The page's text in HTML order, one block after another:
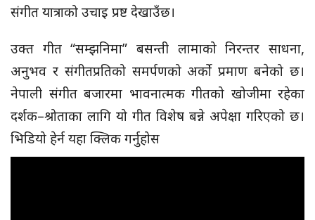
संगीत यात्राको उचाइ प्रष्ट देखाउँछ।
उक्त गीत “सम्झनिमा” बसन्ती लामाको निरन्तर साधना,
अनुभव र संगीतप्रतिको समर्पणको अर्को प्रमाण बनेको छ।
नेपाली संगीत बजारमा भावनात्मक गीतको खोजीमा रहेका
दर्शक–श्रोताका लागि यो गीत विशेष बन्ने अपेक्षा गरिएको छ।
भिडियो हेर्न यहा क्लिक गर्नुहोस